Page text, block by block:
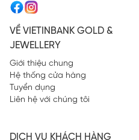
VỀ VIETINBANK GOLD &
JEWELLERY
Giới thiệu chung
Hệ thống cửa hàng
Tuyển dụng
Liên hệ với chúng tôi
DỊCH VỤ KHÁCH HÀNG